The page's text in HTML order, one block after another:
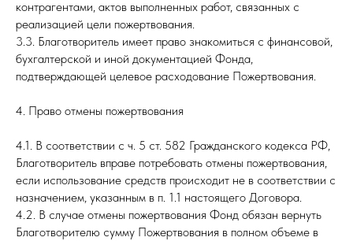
контрагентами, актов выполненных работ, связанных с
реализацией цели пожертвования.
3.3. Благотворитель имеет право знакомиться с финансовой,
бухгалтерской и иной документацией Фонда,
подтверждающей целевое расходование Пожертвования.
4. Право отмены пожертвования
4.1. В соответствии с ч. 5 ст. 582 Гражданского кодекса РФ,
Благотворитель вправе потребовать отмены пожертвования,
если использование средств происходит не в соответствии с
назначением, указанным в п. 1.1 настоящего Договора.
4.2. В случае отмены пожертвования Фонд обязан вернуть
Благотворителю сумму Пожертвования в полном объеме в